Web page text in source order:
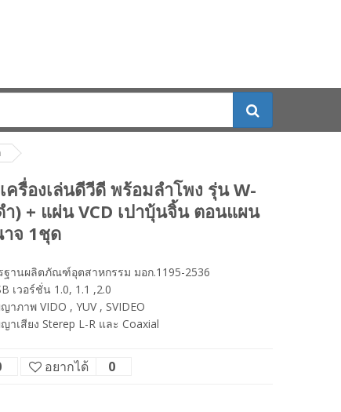
ครื่องเล่นดีวีดี พร้อมลำโพง รุ่น W-
) + แผ่น VCD เปาบุ้นจิ้น ตอนแผน
าจ 1ชุด
ฐานผลิตภัณฑ์อุตสาหกรรม มอก.1195-2536
เวอร์ชั่น 1.0, 1.1 ,2.0
ภาพ VIDO , YUV , SVIDEO
เสียง Sterep L-R และ Coaxial
อยากได้ 0